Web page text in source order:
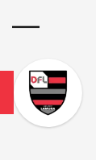
—